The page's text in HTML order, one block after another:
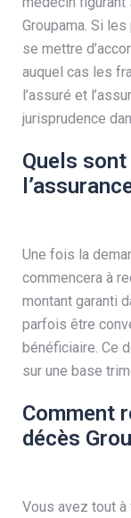
Groupama. Si
se mettre
auquel cas les
l’assuré et
jurisprudence
Quels
Une fois la
commencera à
montant garanti
parfois être
bénéficiaire. Ce
sur une base
Comment
décès
Vous avez tout